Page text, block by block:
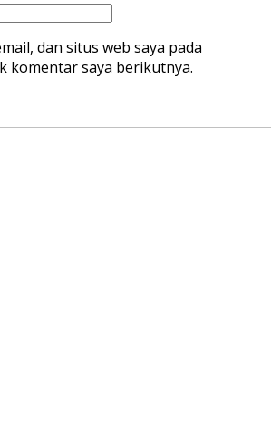
dan situs web saya pada
komentar saya berikutnya.